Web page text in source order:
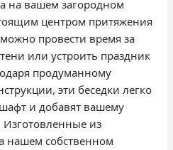
на вашем загородном
центром притяжения
провести время за
или устроить праздник
продуманному
эти беседки легко
и добавят вашему
Изготовленные из
нашем собственном